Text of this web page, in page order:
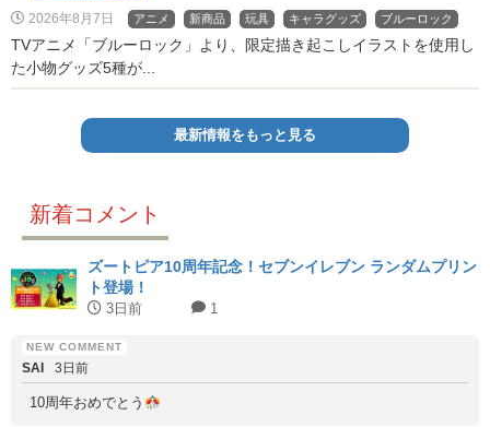
2026年8月7日 アニメ 新商品 玩具 キャラグッズ ブルーロック
TVアニメ「ブルーロック」より、限定描き起こしイラストを使用し
た小物グッズ5種が...
最新情報をもっと見る
新着コメント
ズートピア10周年記念！セブンイレブン ランダムプリン
ト登場！
3日前 1
SAI 3日前
10周年おめでとう